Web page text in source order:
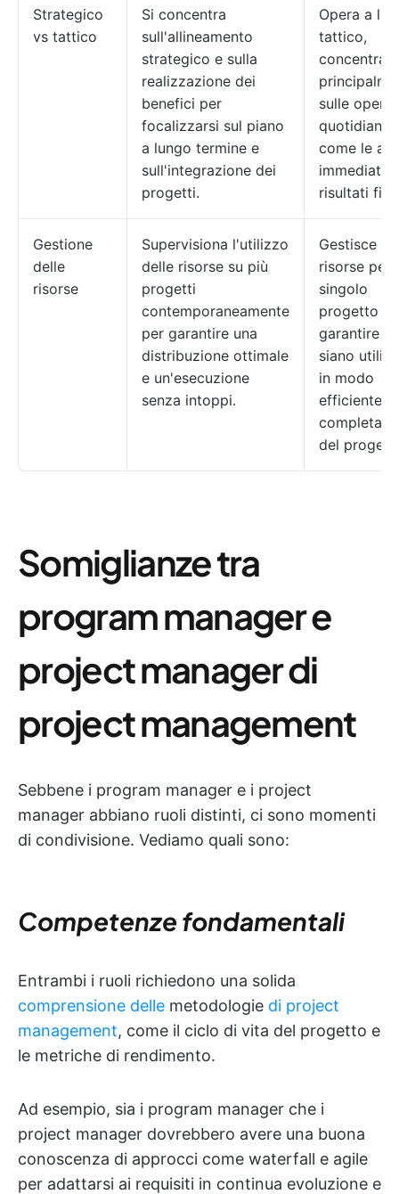
Strategico
vs tattico
Si concentra
sull'allineamento
strategico e sulla
realizzazione dei
benefici per
focalizzarsi sul piano
a lungo termine e
sull'integrazione dei
progetti.
Opera a
tattico,
sulle
quotidiane,
come le
immediate
risultati
Gestione
delle
risorse
Supervisiona l'utilizzo
delle risorse su più
progetti
contemporaneamente
per garantire una
distribuzione ottimale
e un'esecuzione
senza intoppi.
Gestisce le
risorse per
singolo
progetto
garantire
siano
in modo
efficiente
del
Somiglianze tra
program manager e
project manager di
project management
Sebbene i program manager e i project
manager abbiano ruoli distinti, ci sono momenti
di condivisione. Vediamo quali sono:
Competenze fondamentali
Entrambi i ruoli richiedono una solida
comprensione delle metodologie di project
management, come il ciclo di vita del progetto e
le metriche di rendimento.
Ad esempio, sia i program manager che i
project manager dovrebbero avere una buona
conoscenza di approcci come waterfall e agile
per adattarsi ai requisiti in continua evoluzione e